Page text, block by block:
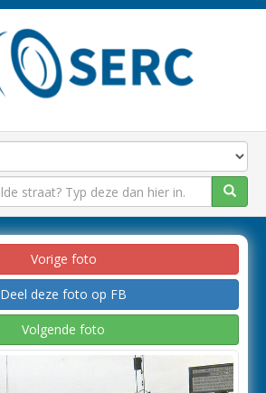
Vorige foto
Deel deze foto op FB
Volgende foto